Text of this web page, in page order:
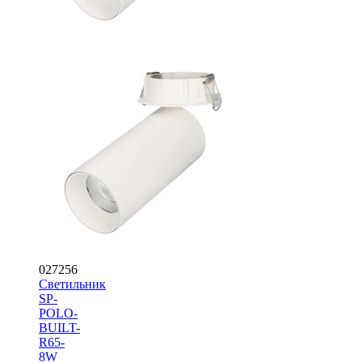
027256
Светильник
SP-
POLO-
BUILT-
R65-
8W